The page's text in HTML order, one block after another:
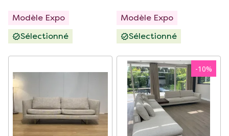
Modèle Expo
Sélectionné
Modèle Expo
Sélectionné
-10%